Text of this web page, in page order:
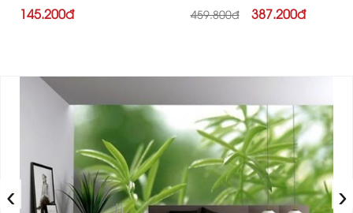
145.200đ 459.800đ 387.200đ
‹ ›